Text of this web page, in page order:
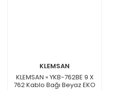
KLEMSAN
KLEMSAN » YKB-762BE 9 X
762 Kablo Bağı Beyaz EKO